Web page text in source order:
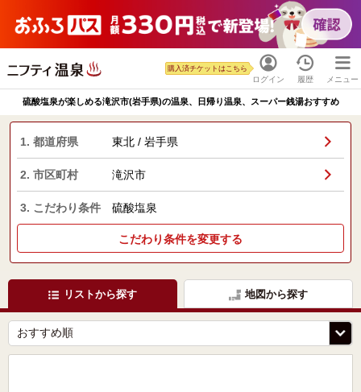
ログイン
購入済チケットはこちら
履歴 メニュー
硫酸塩泉が楽しめる滝沢市(岩手県)の温泉、日帰り温泉、スーパー銭湯おすすめ
1. 都道府県 東北 / 岩手県
2. 市区町村 滝沢市
3. こだわり条件 硫酸塩泉
こだわり条件を変更する
リストから探す 地図から探す